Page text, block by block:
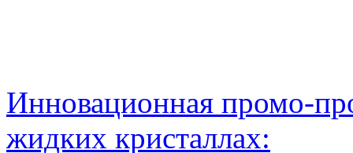
Инновационная промо-
жидких кристаллах: